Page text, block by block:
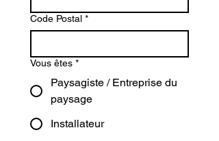
Code Postal *
Vous êtes *
Paysagiste / Entreprise du
paysage
Installateur